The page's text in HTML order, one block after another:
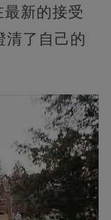
新的接受
清了自己的